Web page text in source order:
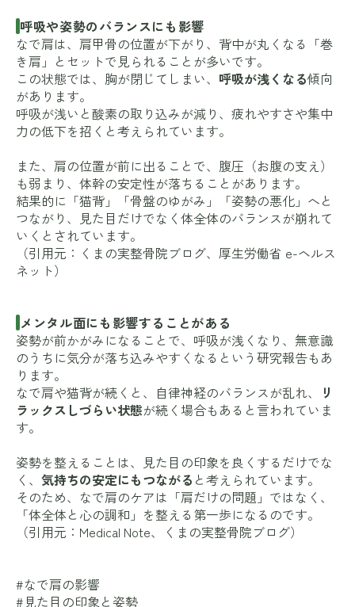
呼吸や姿勢のバランスにも影響
なで肩は、肩甲骨の位置が下がり、背中が丸くなる「巻
き肩」とセットで見られることが多いです。
この状態では、胸が閉じてしまい、 呼吸が浅くなる傾向
があります。
呼吸が浅いと酸素の取り込みが減り、疲れやすさや集中
力の低下を招くと考えられています。
また、肩の位置が前に出ることで、腹圧（お腹の支え）
も弱まり、体幹の安定性が落ちることがあります。
結果的に「猫背」「骨盤のゆがみ」「姿勢の悪化」へと
つながり、見た目だけでなく体全体のバランスが崩れて
いくとされています。
（引用元： くまの実整骨院ブログ、 厚生労働省 e-ヘルス
ネット）
メンタル面にも影響することがある
姿勢が前かがみになることで、呼吸が浅くなり、無意識
のうちに気分が落ち込みやすくなるという研究報告もあ
ります。
なで肩や猫背が続くと、自律神経のバランスが乱れ、
リ
ラックスしづらい状態が続く場合もあると言われていま
す。
姿勢を整えることは、見た目の印象を良くするだけでな
く、 気持ちの安定にもつながる と考えられています。
そのため、なで肩のケアは「肩だけの問題」ではなく、
「体全体と心の調和」を整える第一歩になるのです。
（引用元： Medical Note、 くまの実整骨院ブログ）
#なで肩の影響
#見た目の印象と姿勢